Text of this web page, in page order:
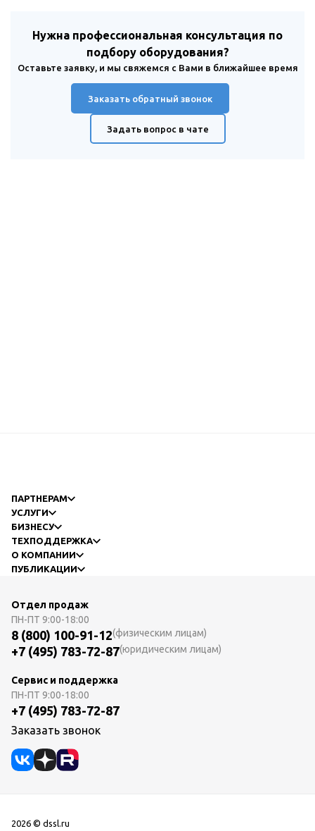
Нужна профессиональная консультация по
подбору оборудования?
Оставьте заявку, и мы свяжемся с Вами в ближайшее время
Заказать обратный звонок
Задать вопрос в чате
ПАРТНЕРАМ
УСЛУГИ
БИЗНЕСУ
ТЕХПОДДЕРЖКА
О КОМПАНИИ
ПУБЛИКАЦИИ
Отдел продаж
ПН-ПТ 9:00-18:00
8 (800) 100-91-12(физическим лицам)
+7 (495) 783-72-87(юридическим лицам)
Сервис и поддержка
ПН-ПТ 9:00-18:00
+7 (495) 783-72-87
Заказать звонок
2026 © dssl.ru